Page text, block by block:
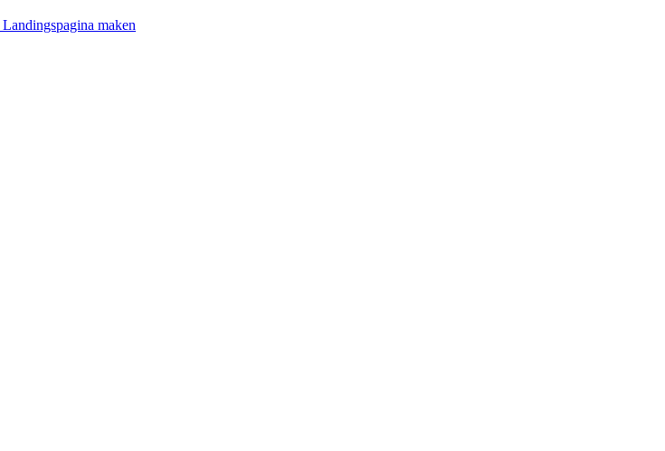
Landingspagina maken